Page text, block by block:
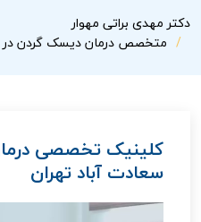
دکتر مهدی براتی مهوار
متخصص درمان دیسک گردن در
کلینیک تخصصی
سعادت آباد تهران